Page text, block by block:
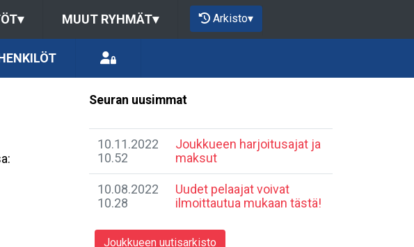
▾ MUUT RYHMÄT▾ Arkisto▾
Seuran uusimmat
10.11.2022
10.52
Joukkueen harjoitusajat ja
maksut
10.08.2022
10.28
Uudet pelaajat voivat
ilmoittautua mukaan tästä!
Joukkueen uutisarkisto